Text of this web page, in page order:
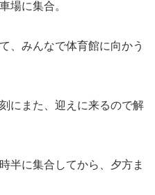
場に集合。
、みんなで体育館に向かう
にまた、迎えに来るので解
半に集合してから、夕方ま